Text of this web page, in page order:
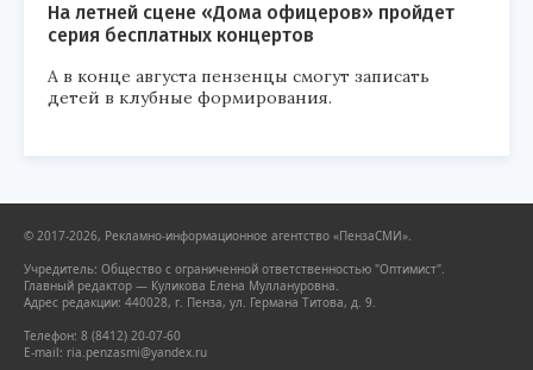
На летней сцене «Дома офицеров» пройдет
серия бесплатных концертов
А в конце августа пензенцы смогут записать
детей в клубные формирования.
© 2017-2026, Рекламно-информационное агентство «ПензаСМИ».
Учредитель: Общество с ограниченной ответственностью "Оптимист".
Главный редактор — Куликова Елена Муллануровна.
Адрес редакции: 440028, г. Пенза, ул. Германа Титова, д. 9.
Телефон: 8 (8412) 20-07-60
E-mail: ria.penzasmi@yandex.ru